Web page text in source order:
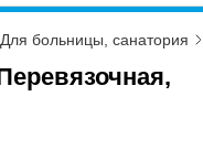
Для больницы, санатория